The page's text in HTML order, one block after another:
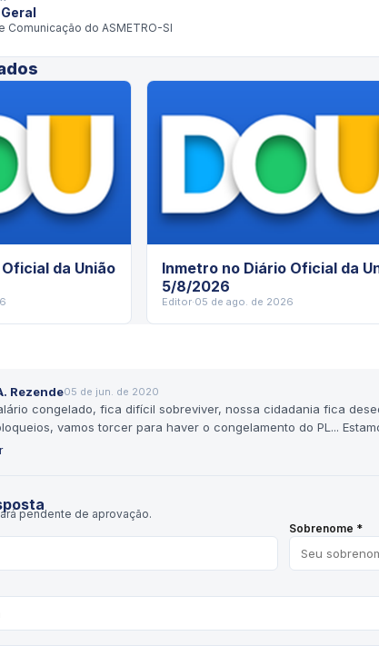
Comunicação do ASMETRO-SI
da União
Inmetro no Diário Oficial da
5/8/2026
Editor·05 de ago. de 2026
Rezende05 de jun. de 2020
congelado, fica difícil sobreviver, nossa cidadania fica
vamos torcer para haver o congelamento do PL...
pendente de aprovação.
Sobrenome *